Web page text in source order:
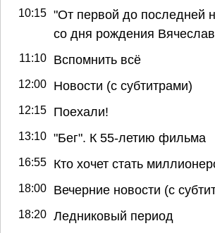
10:15 "От первой до последней
со дня рождения
11:10 Вспомнить всё
12:00 Новости (с субтитрами)
12:15 Поехали!
13:10 "Бег". К 55-летию фильма
16:55 Кто хочет стать
18:00 Вечерние новости (с
18:20 Ледниковый период